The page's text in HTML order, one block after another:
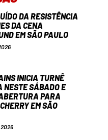
DA RESISTÊNCIA
DA CENA
EM SÃO PAULO
INICIA TURNÊ
NESTE SÁBADO E
PARA
EM SÃO
2026